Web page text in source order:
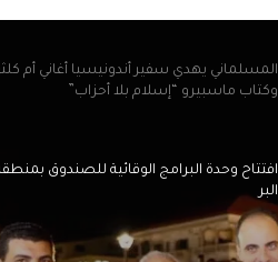
المسلماني يهدي سفير أندونيسيا أغاني أم
وكتاب ماسبيرو “إسلام بلا أحزاب”
افتتاح وحدة البرامج الوقائية للصندوق
البر